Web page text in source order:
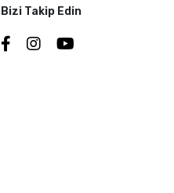
Bizi Takip Edin